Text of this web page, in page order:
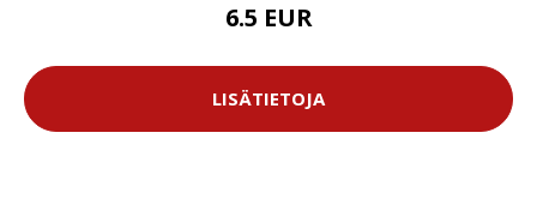
6.5 EUR
LISÄTIETOJA